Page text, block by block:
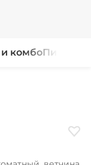
комбоПироги